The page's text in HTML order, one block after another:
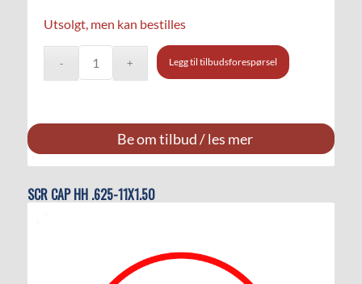
Utsolgt, men kan bestilles
Legg til tilbudsforespørsel
Be om tilbud / les mer
SCR CAP HH .625-11X1.50